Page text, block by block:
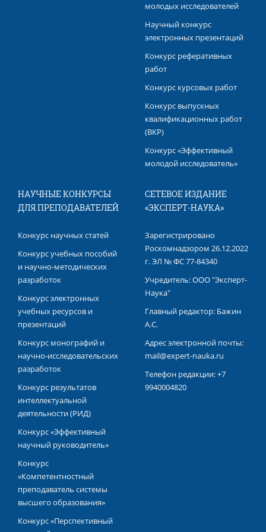
молодых исследователей
Научный конкурс
электронных презентаций
Конкурс реферативных
работ
Конкурс курсовых работ
Конкурс выпускных
квалификационных работ​
(ВКР)
Конкурс «Эффективный
молодой исследователь»
НАУЧНЫЕ КОНКУРСЫ
ДЛЯ ПРЕПОДАВАТЕЛЕЙ
Конкурс научных статей
Конкурс учебных пособий
и научно-методических
разработок
Конкурс электронных
учебных ресурсов и
презентаций
Конкурс монографий и
научно-исследовательских
разработок
Конкурс результатов
интеллектуальной
деятельности (РИД)
Конкурс «Эффективный
научный руководитель»
Конкурс
«Компетентностный
преподаватель системы
высшего образования»
Конкурс «Перспективный
СЕТЕВОЕ ИЗДАНИЕ
«ЭКСПЕРТ-НАУКА»
Зарегистрировано
Роскомнадзором 26.12.2022
г. ЭЛ № ФС 77-84340
Учредитель: ООО "Эксперт-
Наука"
Главный редактор: Бажин
А.С.
Адрес электронной почты:
mail@expert-nauka.ru
Телефон редакции: +7
9940004820